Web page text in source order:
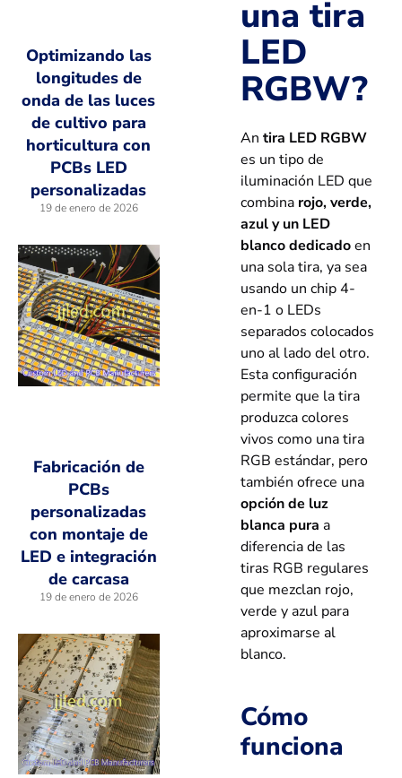
Optimizando las
longitudes de
onda de las luces
de cultivo para
horticultura con
PCBs LED
personalizadas
19 de enero de 2026
Fabricación de
PCBs
personalizadas
con montaje de
LED e integración
de carcasa
19 de enero de 2026
una tira
LED
RGBW?
An tira LED RGBW
es un tipo de
iluminación LED que
combina rojo, verde,
azul y un LED
blanco dedicadoen
una sola tira, ya sea
usando un chip 4-
en-1 o LEDs
separados colocados
uno al lado del otro.
Esta configuración
permite que la tira
produzca colores
vivos como una tira
RGB estándar, pero
también ofrece una
opción de luz
blanca pura a
diferencia de las
tiras RGB regulares
que mezclan rojo,
verde y azul para
aproximarse al
blanco.
Cómo
funciona